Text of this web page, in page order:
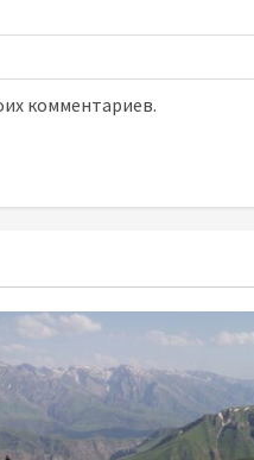
комментариев.